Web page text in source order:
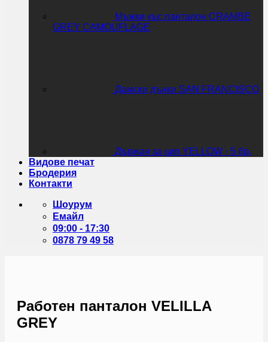
Мъжки къс панталон CRAMBE
GREY CAMOUFLAGE
Дамски дънки SAN FRANCISCO
Държач за цип YELLOW - 5 бр.
Видове печат
Бродерия
Контакти
Шоурум
Емайл
09:00 - 17:30
0878 79 49 58
Работен панталон VELILLA
GREY